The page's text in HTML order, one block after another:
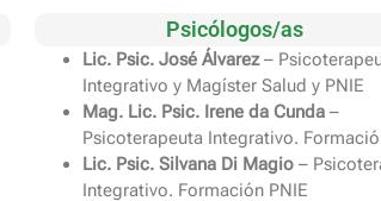
Psicólogos/as
Lic. Psic. José Álvarez–
Integrativo y Magíster Salud y PNIE
Mag. Lic. Psic. Irene da Cunda–
Psicoterapeuta Integrativo.
Lic. Psic. Silvana Di Magio–
Integrativo. Formación PNIE